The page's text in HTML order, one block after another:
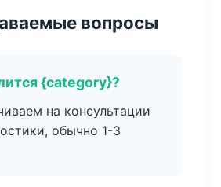
вопросы
{category}?
на консультации
обычно 1-3